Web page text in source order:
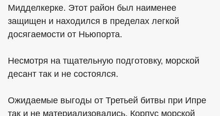
Мидделкерке. Этот район был наименее
защищен и находился в пределах легкой
досягаемости от Ньюпорта.
Несмотря на тщательную подготовку, морской
десант так и не состоялся.
Ожидаемые выгоды от Третьей битвы при Ипре
так и не материализовались. Корпус морской